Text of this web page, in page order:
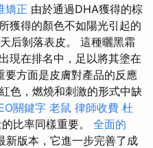
矯正 由於通過DHA獲得的棕
獲得的顏色不如陽光引起的
后剝落表皮。 這種曬黑霜
現在排名中，足以將其塗在
要方面是皮膚對產品的反應
色，燃燒和刺激的形式中缺
關鍵字 老鼠 律師收費 杜
比率同樣重要。 全面的
新版本，它進一步完善了成